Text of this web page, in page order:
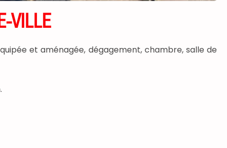
VILLE
et aménagée, dégagement, chambre, salle de